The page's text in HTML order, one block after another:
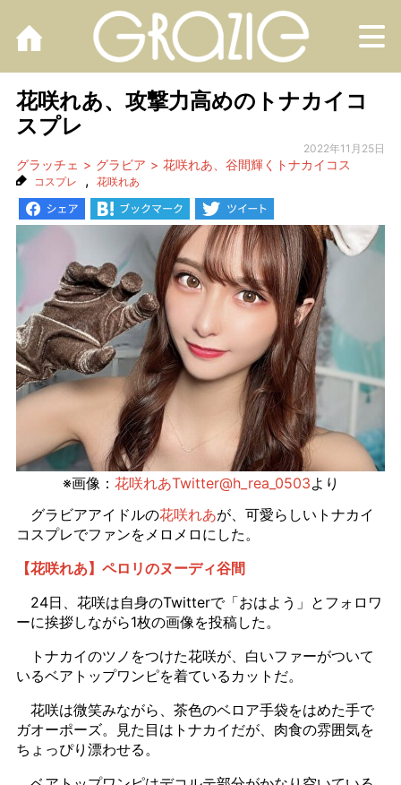
花咲れあ、攻撃力高めのトナカイコ
スプレ
2022年11月25日
グラッチェ グラビア 花咲れあ、谷間輝くトナカイコス
コスプレ , 花咲れあ
※画像： 花咲れあTwitter@h_rea_0503より
グラビアアイドルの花咲れあが、可愛らしいトナカイ
コスプレでファンをメロメロにした。
【花咲れあ】ペロリのヌーディ谷間
24日、花咲は自身のTwitterで「おはよう」とフォロワ
ーに挨拶しながら1枚の画像を投稿した。
トナカイのツノをつけた花咲が、白いファーがついて
いるベアトップワンピを着ているカットだ。
花咲は微笑みながら、茶色のベロア手袋をはめた手で
ガオーポーズ。見た目はトナカイだが、肉食の雰囲気を
ちょっぴり漂わせる。